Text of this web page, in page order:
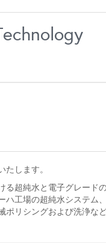
します。
超純水と電子グレード
工場の超純水システム
リシングおよび洗浄な